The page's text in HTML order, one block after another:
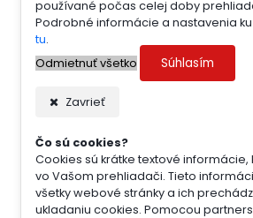
používané počas celej doby
Podrobné informácie a nastavenia
tu.
Odmietnuť všetko
Súhlasím
Zavrieť
Čo sú cookies?
Cookies sú krátke textové informácie,
vo Vašom prehliadači. Tieto
všetky webové stránky a ich
ukladaniu cookies. Pomocou